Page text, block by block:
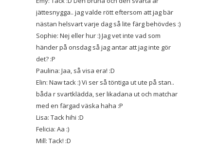
jättesnygga.. jag valde rött eftersom att jag bär
nästan helsvart varje dag så lite färg behövdes :)
Sophie: Nej eller hur :) Jag vet inte vad som
händer på onsdag så jag antar att jag inte gör
det? :P
Paulina: Jaa, så visa era! :D
Elin: Naw tack :) Vi ser så töntiga ut ute på stan..
båda r svartklädda, ser likadana ut och matchar
med en färgad väska haha :P
Lisa: Tack hihi :D
Felicia: Aa :)
Mill: Tack! :D